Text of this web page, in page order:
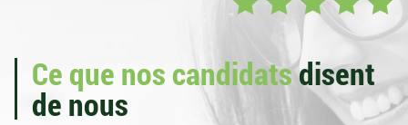
Ce que nos candidatsdisent
de nous